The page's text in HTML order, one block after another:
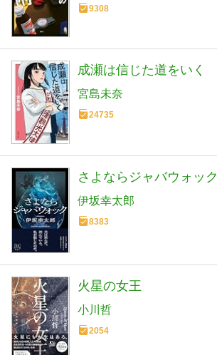
9308
成瀬は信じた道をいく
宮島未奈
24735
さよならジャバウォック
伊坂幸太郎
8383
火星の女王
小川哲
2054